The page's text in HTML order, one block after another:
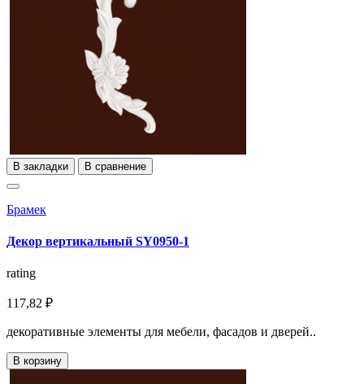
В закладки В сравнение
Брамек
Декор вертикальный SY0950-1
rating
117,82 ₽
декоративные элементы для мебели, фасадов и дверей..
В корзину